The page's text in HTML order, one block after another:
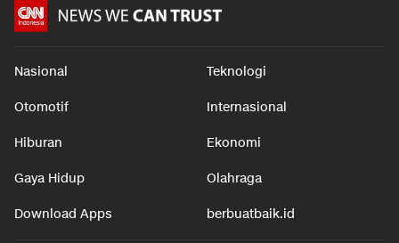
Nasional Teknologi
Otomotif Internasional
Hiburan Ekonomi
Gaya Hidup Olahraga
Download Apps berbuatbaik.id